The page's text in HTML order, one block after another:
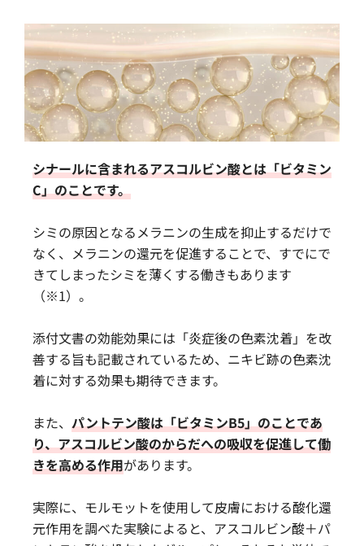
シナールに含まれるアスコルビン酸とは「ビタミン
C」のことです。
シミの原因となるメラニンの生成を抑止するだけで
なく、メラニンの還元を促進することで、すでにで
きてしまったシミを薄くする働きもあります
（※1）。
添付文書の効能効果には「炎症後の色素沈着」を改
善する旨も記載されているため、ニキビ跡の色素沈
着に対する効果も期待できます。
また、 パントテン酸は「ビタミンB5」のことであ
り、アスコルビン酸のからだへの吸収を促進して働
きを高める作用があります。
実際に、モルモットを使用して皮膚における酸化還
元作用を調べた実験によると、アスコルビン酸＋パ